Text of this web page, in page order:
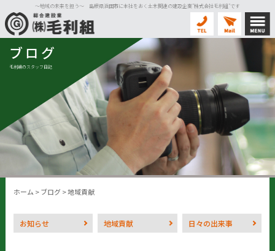
〜地域の未来を担う〜 島根県浜田市に本社をおく土木関連の建設企業”株式会社毛利組”です
ブログ
毛利組のスタッフ日記
ホーム >ブログ>地域貢献
お知らせ 地域貢献 日々の出来事